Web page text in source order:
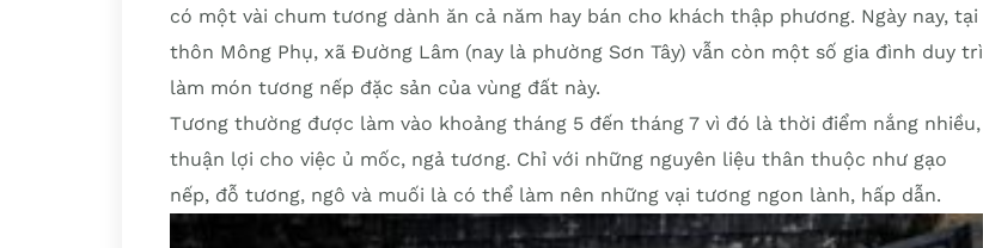
có một vài chum tương dành ăn cả năm hay bán cho khách thập phương. Ngày nay, tại
thôn Mông Phụ, xã Đường Lâm (nay là phường Sơn Tây) vẫn còn một số gia đình duy trì
làm món tương nếp đặc sản của vùng đất này.
Tương thường được làm vào khoảng tháng 5 đến tháng 7 vì đó là thời điểm nắng nhiều,
thuận lợi cho việc ủ mốc, ngả tương. Chỉ với những nguyên liệu thân thuộc như gạo
nếp, đỗ tương, ngô và muối là có thể làm nên những vại tương ngon lành, hấp dẫn.